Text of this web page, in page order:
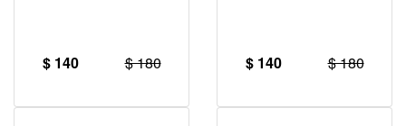
$ 140 $ 180 $ 140 $ 180